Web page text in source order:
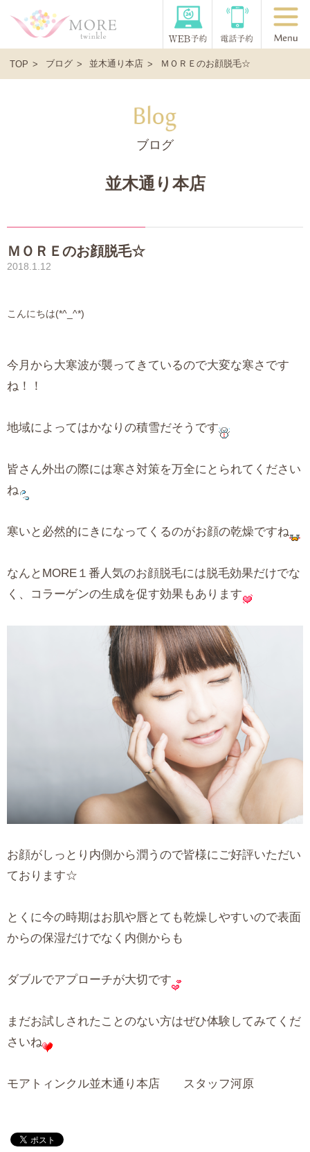
TOP ブログ 並木通り本店 ＭＯＲＥのお顔脱毛☆
ブログ
並木通り本店
ＭＯＲＥのお顔脱毛☆
2018.1.12
こんにちは(*^_^*)
今月から大寒波が襲ってきているので大変な寒さです
ね！！
地域によってはかなりの積雪だそうです
皆さん外出の際には寒さ対策を万全にとられてください
ね
寒いと必然的にきになってくるのがお顔の乾燥ですね
なんとMORE１番人気のお顔脱毛には脱毛効果だけでな
く、コラーゲンの生成を促す効果もあります
お顔がしっとり内側から潤うので皆様にご好評いただい
ております☆
とくに今の時期はお肌や唇とても乾燥しやすいので表面
からの保湿だけでなく内側からも
ダブルでアプローチが大切です
まだお試しされたことのない方はぜひ体験してみてくだ
さいね
モアトィンクル並木通り本店 スタッフ河原